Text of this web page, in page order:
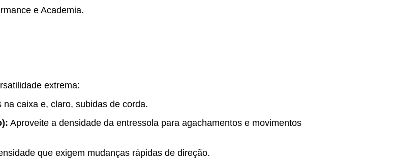
e Academia.
extrema:
na caixa e, claro, subidas de corda.
Aproveite a densidade da entressola para agachamentos e movimentos
que exigem mudanças rápidas de direção.